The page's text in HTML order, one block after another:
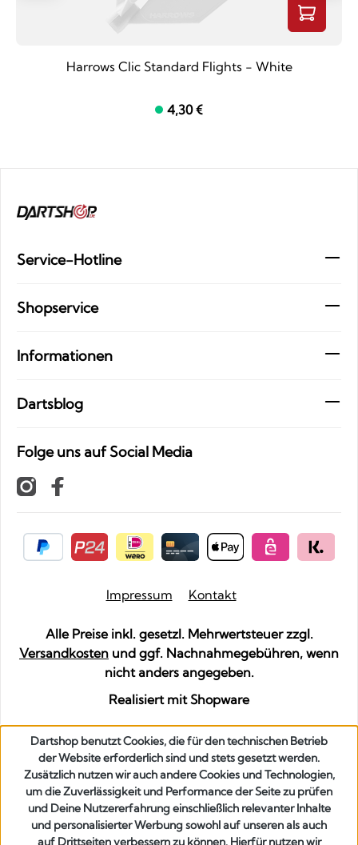
Harrows Clic Standard Flights - White
4,30 €
Service-Hotline
Shopservice
Informationen
Dartsblog
Folge uns auf Social Media
Impressum Kontakt
Alle Preise inkl. gesetzl. Mehrwertsteuer zzgl.
Versandkosten und ggf. Nachnahmegebühren, wenn
nicht anders angegeben.
Realisiert mit Shopware
Dartshop benutzt Cookies, die für den technischen Betrieb
der Website erforderlich sind und stets gesetzt werden.
Zusätzlich nutzen wir auch andere Cookies und Technologien,
um die Zuverlässigkeit und Performance der Seite zu prüfen
und Deine Nutzererfahrung einschließlich relevanter Inhalte
und personalisierter Werbung sowohl auf unseren als auch
auf Drittseiten verbessern zu können. Hierfür nutzen wir